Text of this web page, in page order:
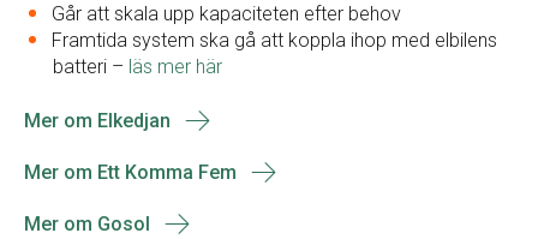
Går att skala upp kapaciteten efter behov
Framtida system ska gå att koppla ihop med elbilens
batteri – läs mer här
Mer om Elkedjan
Mer om Ett Komma Fem
Mer om Gosol